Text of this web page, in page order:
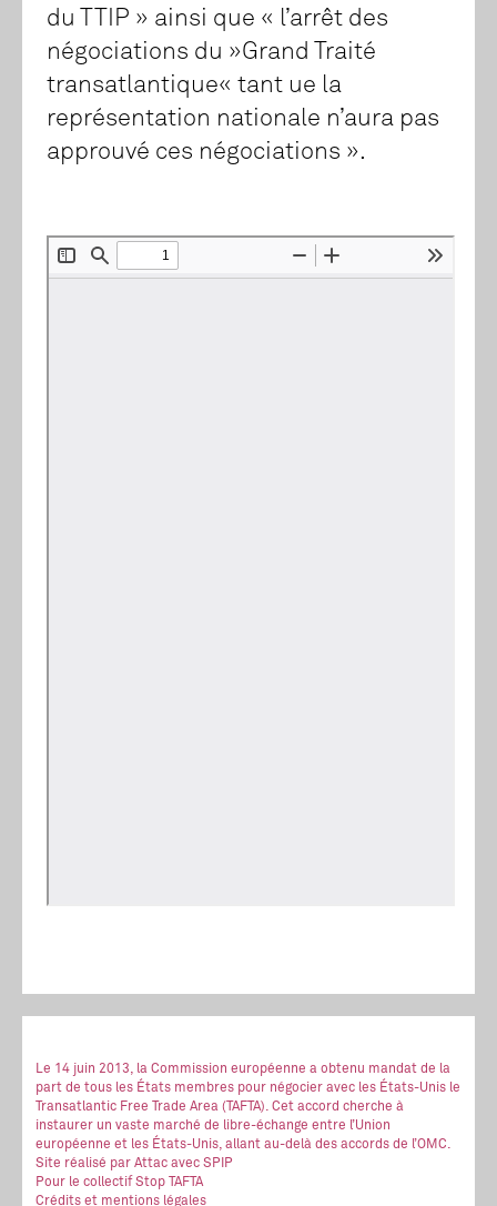
du TTIP » ainsi que « l’arrêt des
négociations du »Grand Traité
transatlantique« tant ue la
représentation nationale n’aura pas
approuvé ces négociations ».
Le 14 juin 2013, la Commission européenne a obtenu mandat de la
part de tous les États membres pour négocier avec les États-Unis le
Transatlantic Free Trade Area (TAFTA). Cet accord cherche à
instaurer un vaste marché de libre-échange entre l’Union
européenne et les États-Unis, allant au-delà des accords de l’OMC.
Site réalisé par Attac avec SPIP
Pour le collectif Stop TAFTA
Crédits et mentions légales